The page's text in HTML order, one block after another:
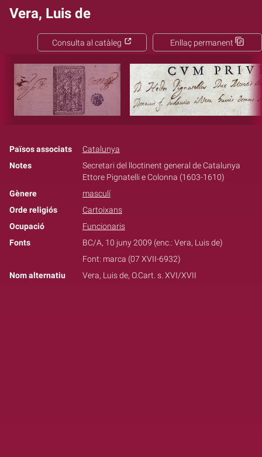
Vera, Luis de
Enllaç permanent
Consulta al catàleg
Països associats
Catalunya
Notes
Secretari del lloctinent general de Catalunya
Ettore Pignatelli e Colonna (1603-1610)
Gènere
masculí
Orde religiós
Cartoixans
Ocupació
Funcionaris
Fonts
BC/A, 10 juny 2009 (enc.: Vera, Luis de)
Font: marca (07 XVII-6932)
Nom alternatiu
Vera, Luis de, O.Cart. s. XVI/XVII